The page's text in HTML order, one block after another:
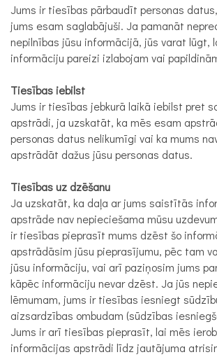
Jums ir tiesības pārbaudīt personas
jums esam saglabājuši. Ja pamanāt
nepilnības jūsu informācijā, jūs varat lūgt,
informāciju pareizi izlabojam vai
Tiesības iebilst
Jums ir tiesības jebkurā laikā iebilst pret
apstrādi, ja uzskatāt, ka mēs esam
personas datus nelikumīgi vai ka mums
apstrādāt dažus jūsu personas datus.
Tiesības uz dzēšanu
Ja uzskatāt, ka daļa ar jums saistītās
apstrāde nav nepieciešama mūsu
ir tiesības pieprasīt mums dzēst šo
apstrādāsim jūsu pieprasījumu, pēc tam
jūsu informāciju, vai arī paziņosim jums
kāpēc informāciju nevar dzēst. Ja jūs
lēmumam, jums ir tiesības iesniegt
aizsardzības ombudam (sūdzības
Jums ir arī tiesības pieprasīt, lai mēs
informācijas apstrādi līdz jautājuma